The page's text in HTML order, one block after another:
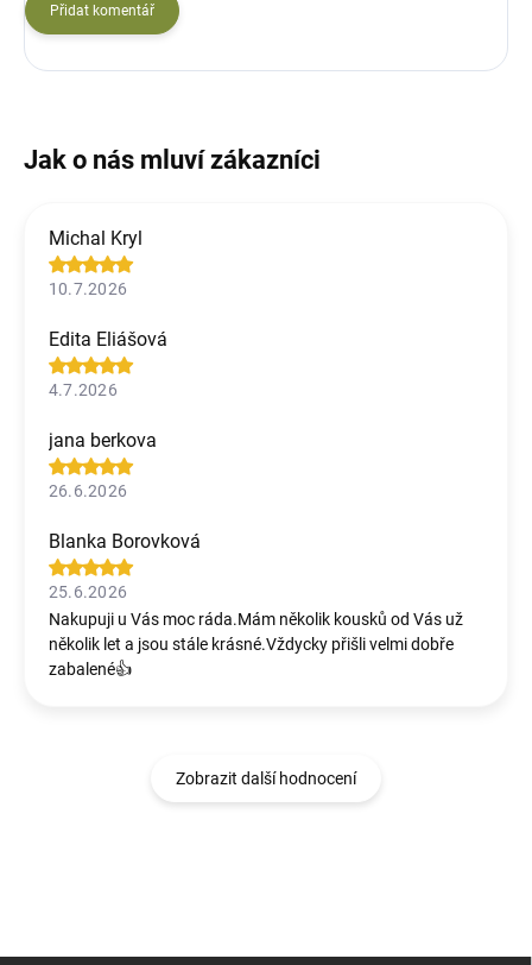
Přidat komentář
Michal Kryl
10.7.2026
Edita Eliášová
4.7.2026
jana berkova
26.6.2026
Blanka Borovková
25.6.2026
Nakupuji u Vás moc ráda.Mám několik kousků od Vás už
několik let a jsou stále krásné.Vždycky přišli velmi dobře
zabalené👍
Zobrazit další hodnocení